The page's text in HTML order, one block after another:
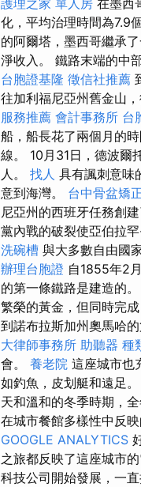
化，平均治理時間為7.9
的阿爾塔，墨西哥繼承
淨收入。 鐵路末端的中
台胞證基隆 徵信社推薦
往加利福尼亞州舊金山
服務推薦 會計事務所 台
船，船長花了兩個月的
線。 10月31日，德波爾
人。 找人 具有諷刺意味
意到海灣。 台中骨盆矯
尼亞州的西班牙任務創
黨內戰的破裂使亞伯拉
洗碗槽 與大多數自由國
辦理台胞證 自1855年2
的第一條鐵路是建造的。
繁榮的黃金，但同時完
到諾布拉斯加州奧馬哈
大律師事務所 助聽器 種
會。 養老院 這座城市也
如釣魚，皮划艇和遠足。
天和溫和的冬季時期，
在城市餐館多樣性中反
GOOGLE ANALYTICS
之旅都反映了這座城市
科技公司開始發展，一